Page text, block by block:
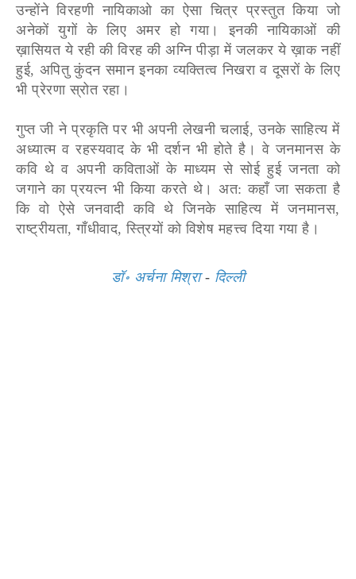
उन्होंने विरहणी नायिकाओ का ऐसा चित्र प्रस्तुत किया जो
अनेकों युगों के लिए अमर हो गया। इनकी नायिकाओं की
ख़ासियत ये रही की विरह की अग्नि पीड़ा में जलकर ये ख़ाक नहीं
हुई, अपितु कुंदन समान इनका व्यक्तित्व निखरा व दूसरों के लिए
भी प्रेरणा स्रोत रहा।
गुप्त जी ने प्रकृति पर भी अपनी लेखनी चलाई, उनके साहित्य में
अध्यात्म व रहस्यवाद के भी दर्शन भी होते है। वे जनमानस के
कवि थे व अपनी कविताओं के माध्यम से सोई हुई जनता को
जगाने का प्रयत्न भी किया करते थे। अत: कहाँ जा सकता है
कि वो ऐसे जनवादी कवि थे जिनके साहित्य में जनमानस,
राष्ट्रीयता, गाँधीवाद, स्त्रियों को विशेष महत्त्व दिया गया है।
डॉ॰ अर्चना मिश्रा- दिल्ली